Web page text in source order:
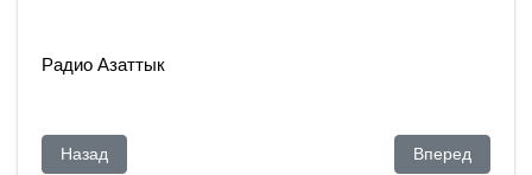
Радио Азаттык
Предыдущий: Казахстанцы, замешанные в громких делах
Назад Следующий:
Вперед